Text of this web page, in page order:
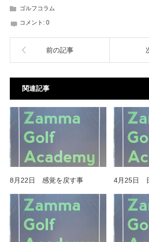
ゴルフコラム
コメント: 0
前の記事
関連記事
8月22日 感覚を戻す事 4月25日